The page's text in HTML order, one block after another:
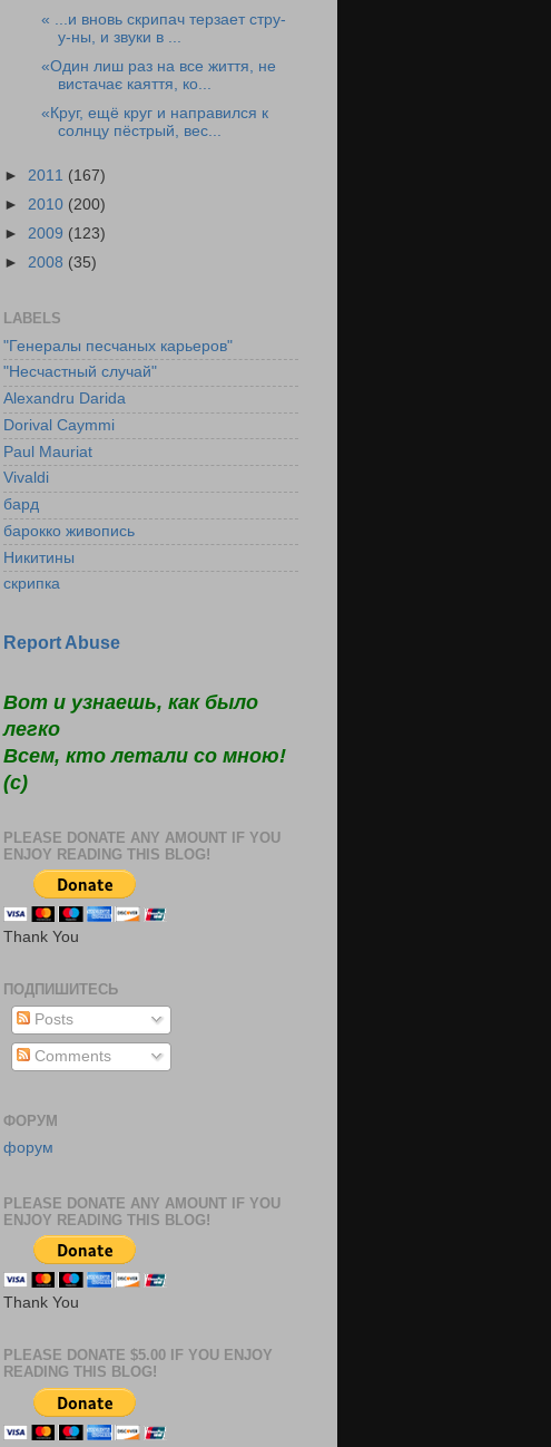
« ...и вновь скрипач терзает стру-
у-ны, и звуки в ...
«Один лиш раз на все життя, не
вистачає каяття, ко...
«Круг, ещё круг и направился к
солнцу пёстрый, вес...
► 2011 (167)
► 2010 (200)
► 2009 (123)
► 2008 (35)
LABELS
"Генералы песчаных карьеров"
"Несчастный случай"
Alexandru Darida
Dorival Caymmi
Paul Mauriat
Vivaldi
бард
барокко живопись
Никитины
скрипка
Report Abuse
Вот и узнаешь, как было
легко
Всем, кто летали со мною!
(c)
PLEASE DONATE ANY AMOUNT IF YOU
ENJOY READING THIS BLOG!
Thank You
ПОДПИШИТЕСЬ
Posts
Comments
ФОРУМ
форум
PLEASE DONATE ANY AMOUNT IF YOU
ENJOY READING THIS BLOG!
Thank You
PLEASE DONATE $5.00 IF YOU ENJOY
READING THIS BLOG!